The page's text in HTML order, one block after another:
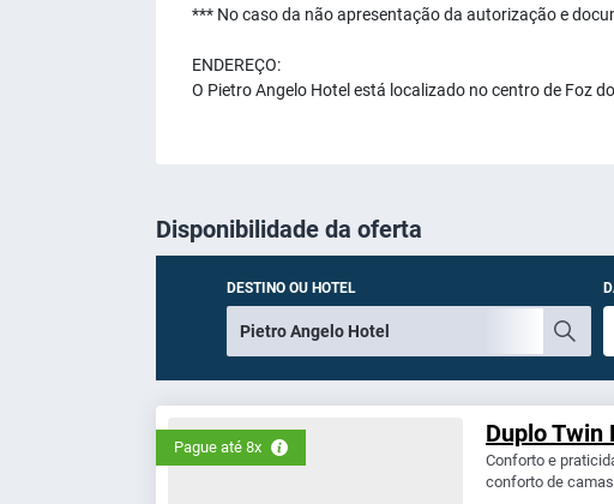
*** No caso da não apresentação da autorização e
ENDEREÇO:
O Pietro Angelo Hotel está localizado no centro de Foz
Disponibilidade da oferta
DESTINO OU HOTEL
Pague até 8x Duplo Twin
Conforto e
conforto de